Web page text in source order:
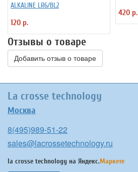
ALKALINE LR6/BL2
120 р.
420 р.
Отзывы о товаре
Добавить отзыв о товаре
La crosse technology
Москва
8(495)989-51-22
sales@lacrossetechnology.ru
la crosse technology на Яндекс.Маркете